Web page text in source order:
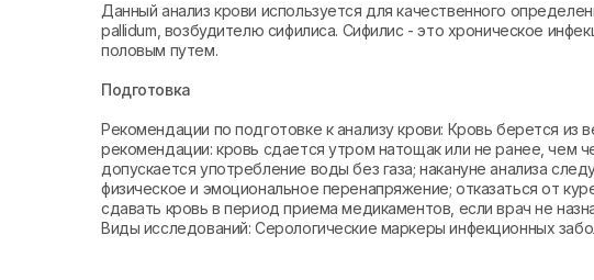
Данный анализ крови используется для качественного
pallidum, возбудителю сифилиса. Сифилис - это хроническое
половым путем.
Подготовка
Рекомендации по подготовке к анализу крови: Кровь берется
рекомендации: кровь сдается утром натощак или не ранее, чем
допускается употребление воды без газа; накануне анализа
физическое и эмоциональное перенапряжение; отказаться от
сдавать кровь в период приема медикаментов, если врач не
Виды исследований: Серологические маркеры инфекционных